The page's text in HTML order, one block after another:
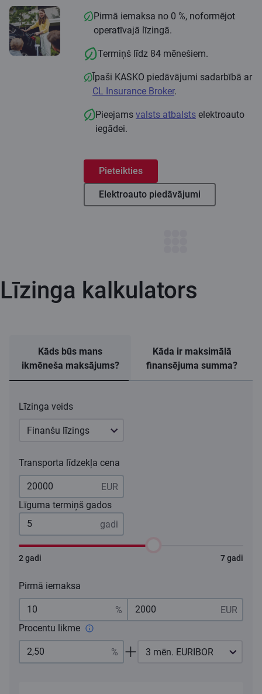
Pirmā iemaksa no 0 %, noformējot
operatīvajā līzingā.
Termiņš līdz 84 mēnešiem.
Īpaši KASKO piedāvājumi sadarbībā ar
CL Insurance Broker.
Pieejamsvalsts atbalsts elektroauto
iegādei.
Pieteikties
Elektroauto piedāvājumi
Līzinga kalkulators
Kāds būs mans
ikmēneša maksājums?
Kāda ir maksimālā
finansējuma summa?
Līzinga veids
Finanšu līzings
Transporta līdzekļa cena
Līguma termiņš gados
2 gadi 7 gadi
Pirmā iemaksa
Procentu likme
3 mēn. EURIBOR